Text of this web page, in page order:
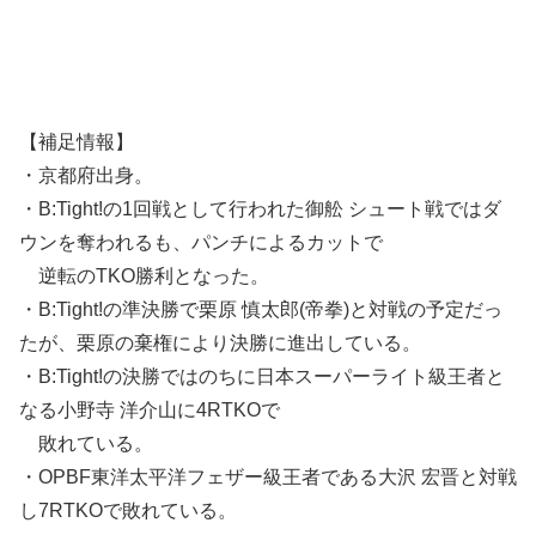
【補足情報】
・京都府出身。
・B:Tight!の1回戦として行われた御舩 シュート戦ではダ
ウンを奪われるも、パンチによるカットで
逆転のTKO勝利となった。
・B:Tight!の準決勝で栗原 慎太郎(帝拳)と対戦の予定だっ
たが、栗原の棄権により決勝に進出している。
・B:Tight!の決勝ではのちに日本スーパーライト級王者と
なる小野寺 洋介山に4RTKOで
敗れている。
・OPBF東洋太平洋フェザー級王者である大沢 宏晋と対戦
し7RTKOで敗れている。